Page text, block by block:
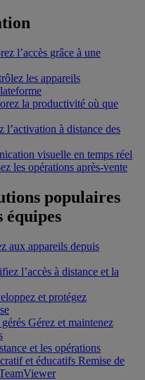
l’accès grâce à une
les appareils
la productivité où que
l’activation à distance des
visuelle en temps réel
les opérations après-vente
populaires
équipes
aux appareils depuis
l’accès à distance et la
et protégez
Gérez et maintenez
et les opérations
et éducatifs Remise de